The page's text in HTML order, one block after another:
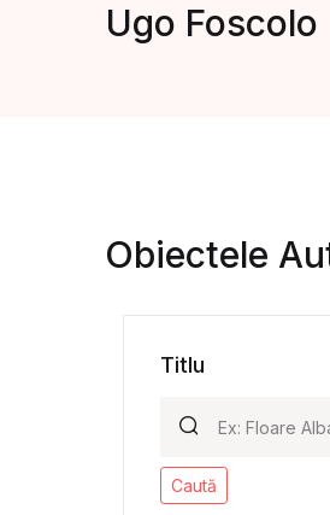
Ugo Foscolo
Obiectele
Titlu
Caută